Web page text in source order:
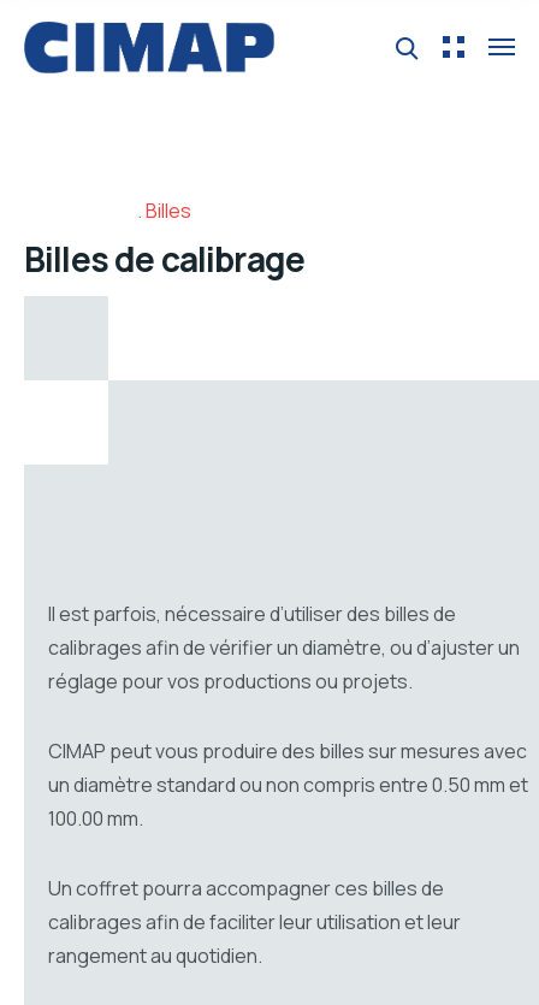
Billes
Billes de calibrage
Il est parfois, nécessaire d’utiliser des billes de
calibrages afin de vérifier un diamètre, ou d’ajuster un
réglage pour vos productions ou projets.
CIMAP peut vous produire des billes sur mesures avec
un diamètre standard ou non compris entre 0.50 mm et
100.00 mm.
Un coffret pourra accompagner ces billes de
calibrages afin de faciliter leur utilisation et leur
rangement au quotidien.